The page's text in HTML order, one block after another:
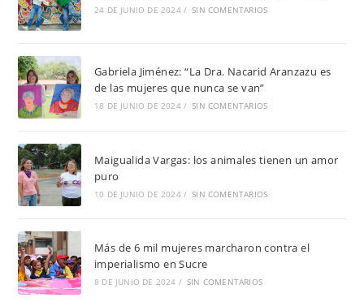
24 DE JUNIO DE 2024 / SIN COMENTARIOS
Gabriela Jiménez: “La Dra. Nacarid Aranzazu es
de las mujeres que nunca se van”
18 DE JUNIO DE 2024 / SIN COMENTARIOS
Maigualida Vargas: los animales tienen un amor
puro
10 DE JUNIO DE 2024 / SIN COMENTARIOS
Más de 6 mil mujeres marcharon contra el
imperialismo en Sucre
8 DE JUNIO DE 2024 / SIN COMENTARIOS